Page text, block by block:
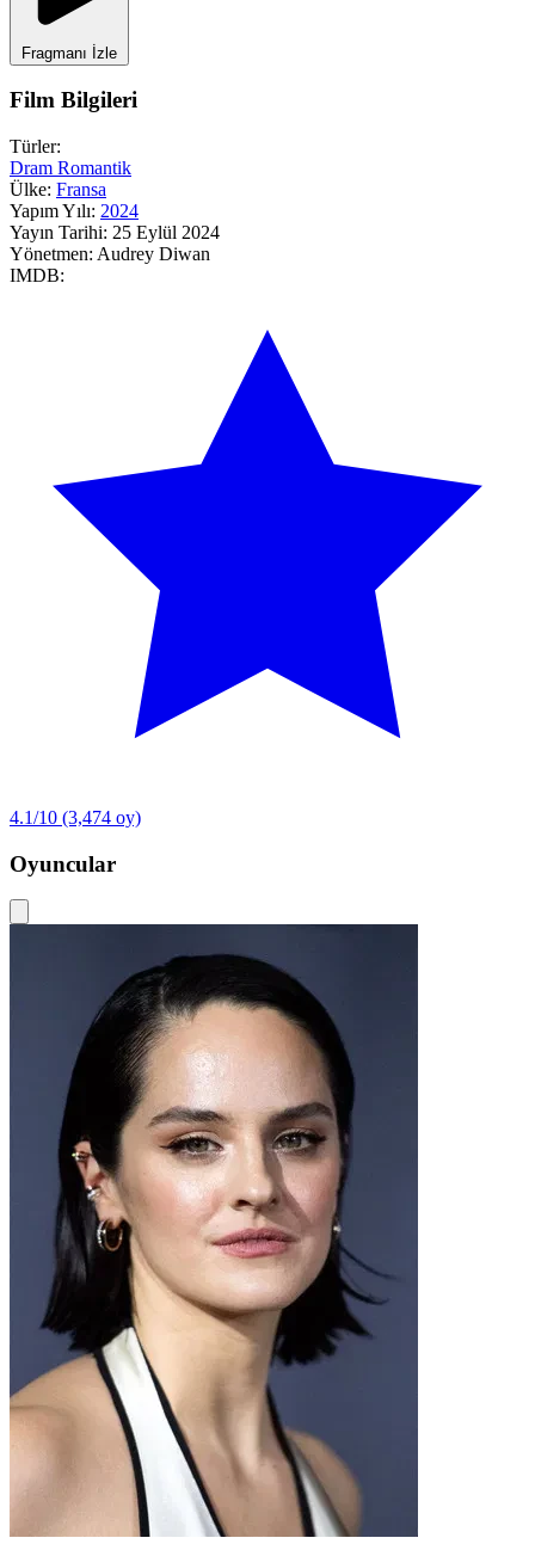
Fragmanı İzle
Film Bilgileri
Türler:
Dram Romantik
Ülke: Fransa
Yapım Yılı: 2024
Yayın Tarihi: 25 Eylül 2024
Yönetmen: Audrey Diwan
IMDB:
4.1/10 (3,474 oy)
Oyuncular